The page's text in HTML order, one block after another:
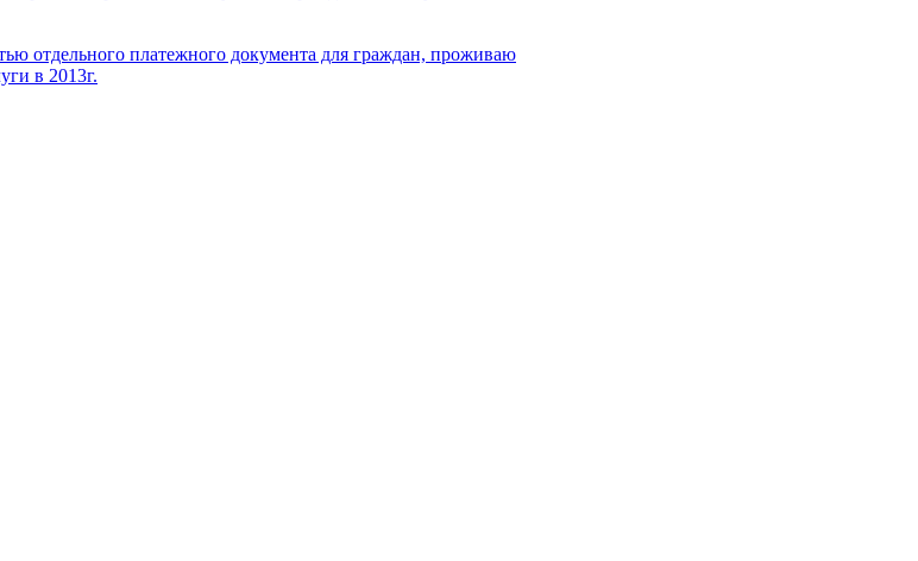
отдельного платежного документа для граждан, проживаю
в 2013г.